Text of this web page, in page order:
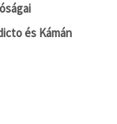
és Kámán